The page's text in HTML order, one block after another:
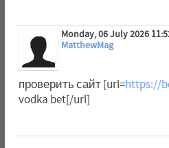
Monday, 06 July 2026
MatthewMag
проверить сайт [url=https://
vodka bet[/url]